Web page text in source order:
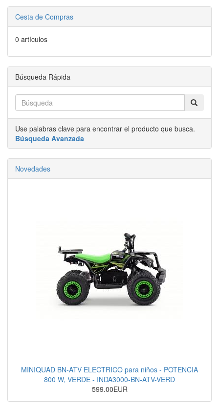
Cesta de Compras
0 artículos
Búsqueda Rápida
Use palabras clave para encontrar el producto que busca.
Búsqueda Avanzada
Novedades
MINIQUAD BN-ATV ELECTRICO para niños - POTENCIA
800 W, VERDE - INDA3000-BN-ATV-VERD
599.00EUR